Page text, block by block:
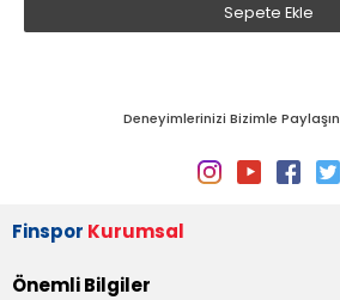
Sepete Ekle
Deneyimlerinizi Bizimle Paylaşın
Finspor Kurumsal
Önemli Bilgiler